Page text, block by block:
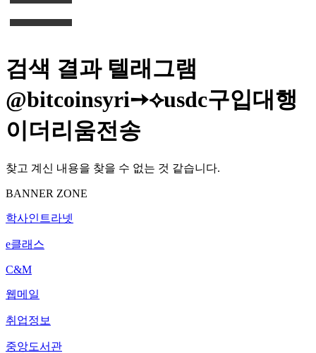
검색 결과 텔래그램
@bitcoinsyri➙⟡usdc구입대행
이더리움전송
찾고 계신 내용을 찾을 수 없는 것 같습니다.
BANNER ZONE
학사인트라넷
e클래스
C&M
웹메일
취업정보
중앙도서관